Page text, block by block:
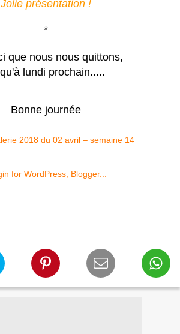
Jolie présentation !
*
que nous nous quittons,
lundi prochain.....
Bonne journée